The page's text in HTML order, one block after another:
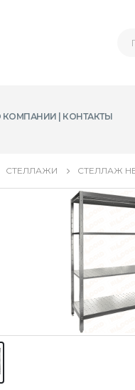
КОМПАНИИ | КОНТАКТЫ
СТЕЛЛАЖИ СТЕЛЛАЖ